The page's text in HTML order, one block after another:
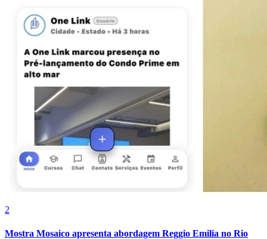
Fluminense
2
Mostra Mosaico apresenta abordagem Reggio Emilia no Rio